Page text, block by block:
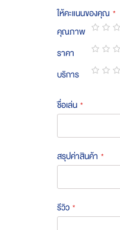
ให้คะแนนของคุณ
คุณภาพ
1
star
2
stars
3
stars
4
stars
5
stars
ราคา
1
star
2
stars
3
stars
4
stars
5
stars
บริการ
ชื่อเล่น
สรุปค่าสินค้า
รีวิว